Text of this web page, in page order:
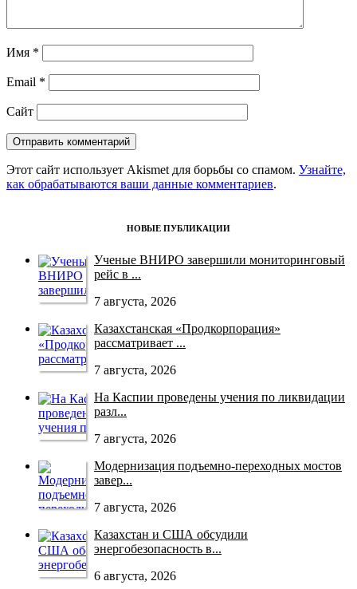
Имя *
Email *
Сайт
Этот сайт использует Akismet для борьбы со спамом. Узнайте,
как обрабатываются ваши данные комментариев.
НОВЫЕ ПУБЛИКАЦИИ
Ученые ВНИРО завершили мониторинговый
рейс в ...
7 августа, 2026
Казахстанская «Продкорпорация»
рассматривает ...
7 августа, 2026
На Каспии проведены учения по ликвидации
разл...
7 августа, 2026
Модернизация подъемно-переходных мостов
завер...
7 августа, 2026
Казахстан и США обсудили
энергобезопасность в...
6 августа, 2026